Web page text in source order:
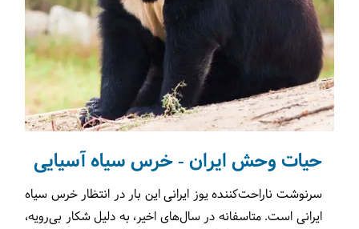
حیات وحش ایران - خرس سیاه آسیایی
سرنوشت ناراحت‌کننده یوز ایرانی این بار در انتظار خرس سیاه
ایرانی است. متاسفانه در سال‌های اخیر، به دلیل شکار بی‌رویه،